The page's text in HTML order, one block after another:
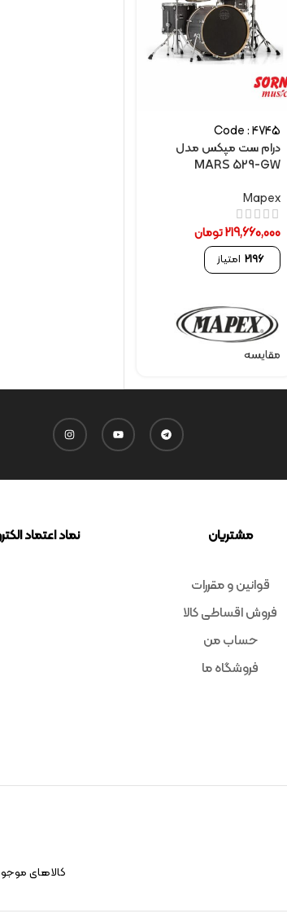
Code : 4745
درام ست مپکس مدل
MARS 529-GW
Mapex
219,660,000تومان
2196 امتیاز
مقایسه
مشتریان
قوانین و مقررات
فروش اقساطی کالا
حساب من
فروشگاه ما
نماد اعتماد
کالاهای